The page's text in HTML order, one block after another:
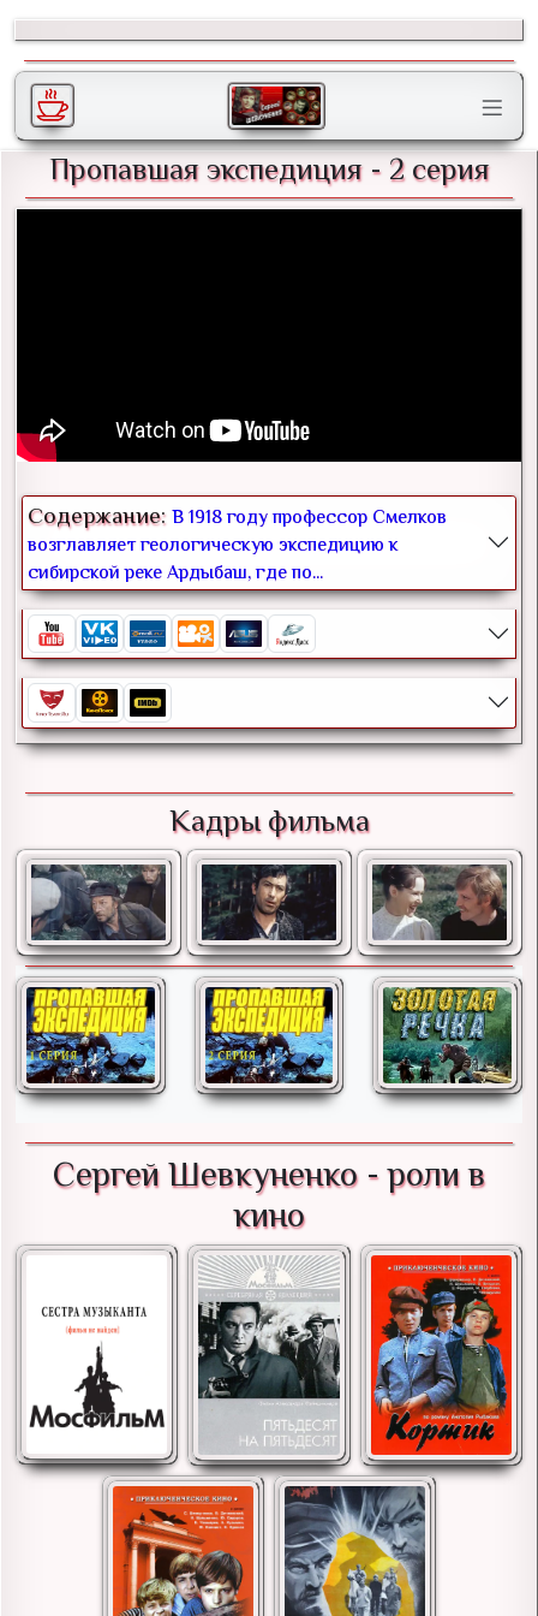
Пропавшая экспедиция - 2 серия
Содержание: В 1918 году профессор Смелков
возглавляет геологическую экспедицию к
сибирской реке Ардыбаш, где по...
Кадры фильма
Сергей Шевкуненко - роли в
кино